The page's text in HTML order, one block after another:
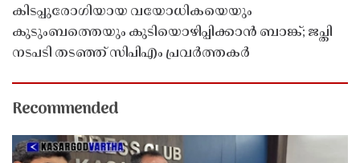
കിടപ്പുരോഗിയായ വയോധികയെയും
കുടുംബത്തെയും കുടിയൊഴിപ്പിക്കാൻ ബാങ്ക്; ജപ്തി
നടപടി തടഞ്ഞ് സിപിഎം പ്രവർത്തകർ
Recommended